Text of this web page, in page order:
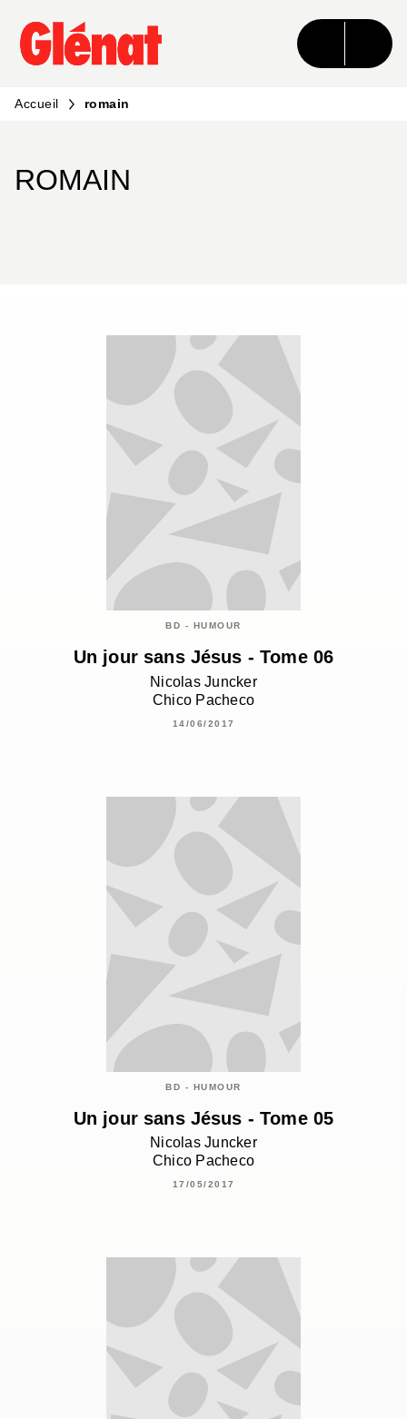
MENU RECHERCHE CONTENU
PIED DE PAGE
Accueil romain
ROMAIN
BD - HUMOUR
Un jour sans Jésus - Tome 06
Nicolas Juncker
Chico Pacheco
14/06/2017
BD - HUMOUR
Un jour sans Jésus - Tome 05
Nicolas Juncker
Chico Pacheco
17/05/2017